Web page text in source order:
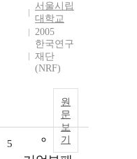
서울시립
대학교
2005
한국연구
재단
(NRF)
원
문
보
기
5